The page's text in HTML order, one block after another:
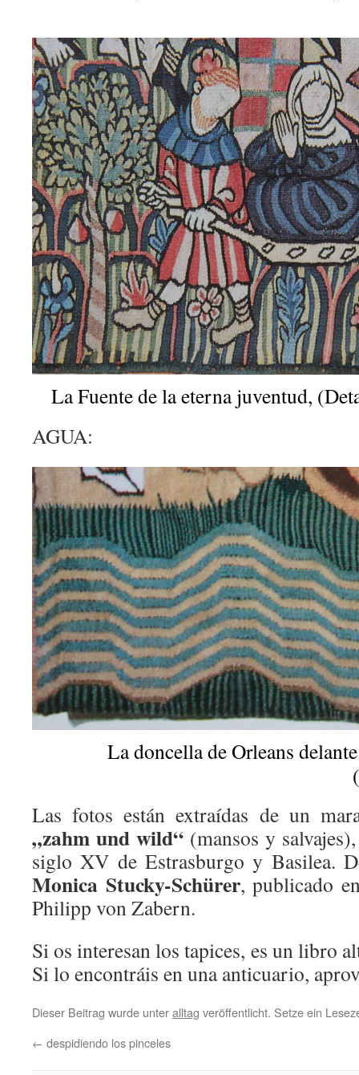
La Fuente de la eterna juventud,
AGUA:
La doncella de Orleans
Las fotos están extraídas de un
„zahm und wild“ (mansos y
siglo XV de Estrasburgo y Basilea.
Monica Stucky-Schürer, publicado
Philipp von Zabern.
Si os interesan los tapices, es un libro
Si lo encontráis en una anticuario,
Dieser Beitrag wurde unteralltag veröffentlicht. Setze ein
← despidiendo los pinceles